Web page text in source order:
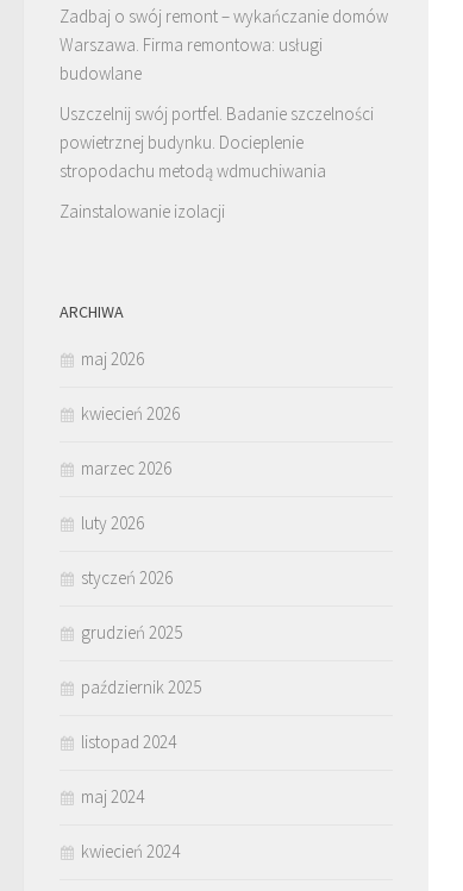
Zadbaj o swój remont – wykańczanie domów
Warszawa. Firma remontowa: usługi
budowlane
Uszczelnij swój portfel. Badanie szczelności
powietrznej budynku. Docieplenie
stropodachu metodą wdmuchiwania
Zainstalowanie izolacji
ARCHIWA
maj 2026
kwiecień 2026
marzec 2026
luty 2026
styczeń 2026
grudzień 2025
październik 2025
listopad 2024
maj 2024
kwiecień 2024